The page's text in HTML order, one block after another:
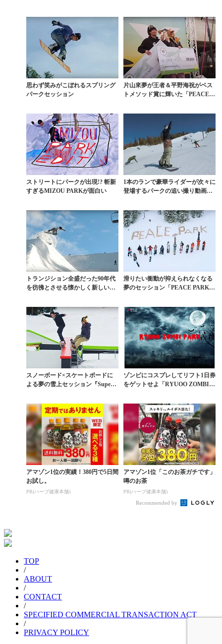
思わず笑みがこぼれるスプリング
パークセッション
片山來夢が王者＆平野海祝がベス
トメソッド賞に輝いた「PEACE P
ストリートにパークが出現!? 斬新
すぎるMIZOU PARKが面白い
1本のランで豪華ライダーが次々に
登場するパークの追い撮り動画が
トランジション全盛だった90年代
を彷彿とさせる懐かしく新しいセ
滑りたい衝動が抑えられなくなる
夢のセッション「PEACE PARK 2
スノーボード×スケートボードに
よる夢の雪上セッション『SuperS
ゾンビにコスプレしてリフト1日券
をゲットせよ「RYUOO ZOMBI P
アマゾン1位の実績！380円で5日間
お試し。
PR(ハーブ健康本舗)
アマゾン1位「このお茶ガチです」
噂のお茶
PR(ハーブ健康本舗)
Recommended by
TOP
/
ABOUT
/
CONTACT
/
SPECIFIED COMMERCIAL TRANSACTION ACT
/
PRIVACY POLICY